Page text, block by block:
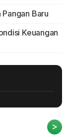
Baru
Keuangan
>